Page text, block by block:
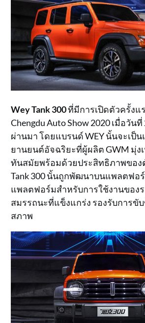
Wey Tank 300ที่มีการเปิดตัวครั้งแ
Chengdu Auto Show 2020 เมื่อวัน
ผ่านมา โดยแบรนด์ WEY นั้นจะเป็
ยานยนต์อัจฉริยะที่ผู้ผลิต GWM มุ่ง
ทันสมัยพร้อมด้วยประสิทธิภาพของ
Tank 300 นั้นถูกพัฒนาบนแพลตฟอร์
แพลตฟอร์มสำหรับการใช้งานของร
สมรรถนะที่แข็งแกร่ง รองรับการขั
สภาพ